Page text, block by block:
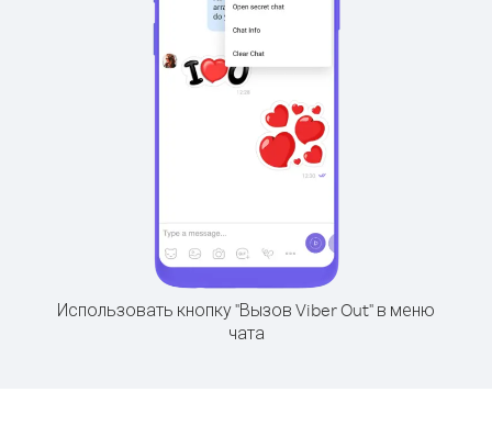
Использовать кнопку "Вызов Viber Out" в меню
чата